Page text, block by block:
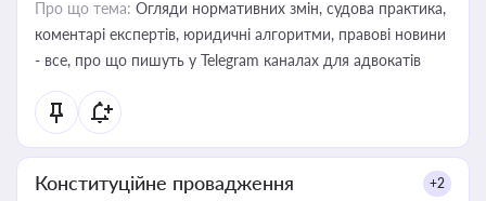
Про що тема: Огляди нормативних змін, судова практика,
коментарі експертів, юридичні алгоритми, правові новини
- все, про що пишуть у Telegram каналах для адвокатів
Конституційне провадження +2